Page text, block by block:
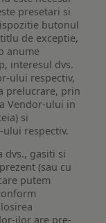
presetari si
butonul
titlu de exceptie,
anume
interesul dvs.
ului respectiv,
prelucrare, prin
Vendor-ului in
si
respectiv.
dvs., gasiti si
(sau cu
putem
ilor are pre-